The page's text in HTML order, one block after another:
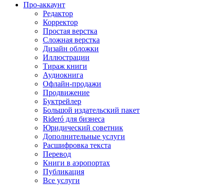
Про-аккаунт
Редактор
Корректор
Простая верстка
Сложная верстка
Дизайн обложки
Иллюстрации
Тираж книги
Аудиокнига
Офлайн-продажи
Продвижение
Буктрейлер
Большой издательский пакет
Rideró для бизнеса
Юридический советник
Дополнительные услуги
Расшифровка текста
Перевод
Книги в аэропортах
Публикация
Все услуги